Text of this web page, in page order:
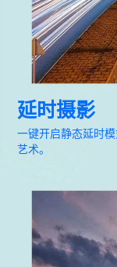
延时摄影
一键开启静态延时
艺术。